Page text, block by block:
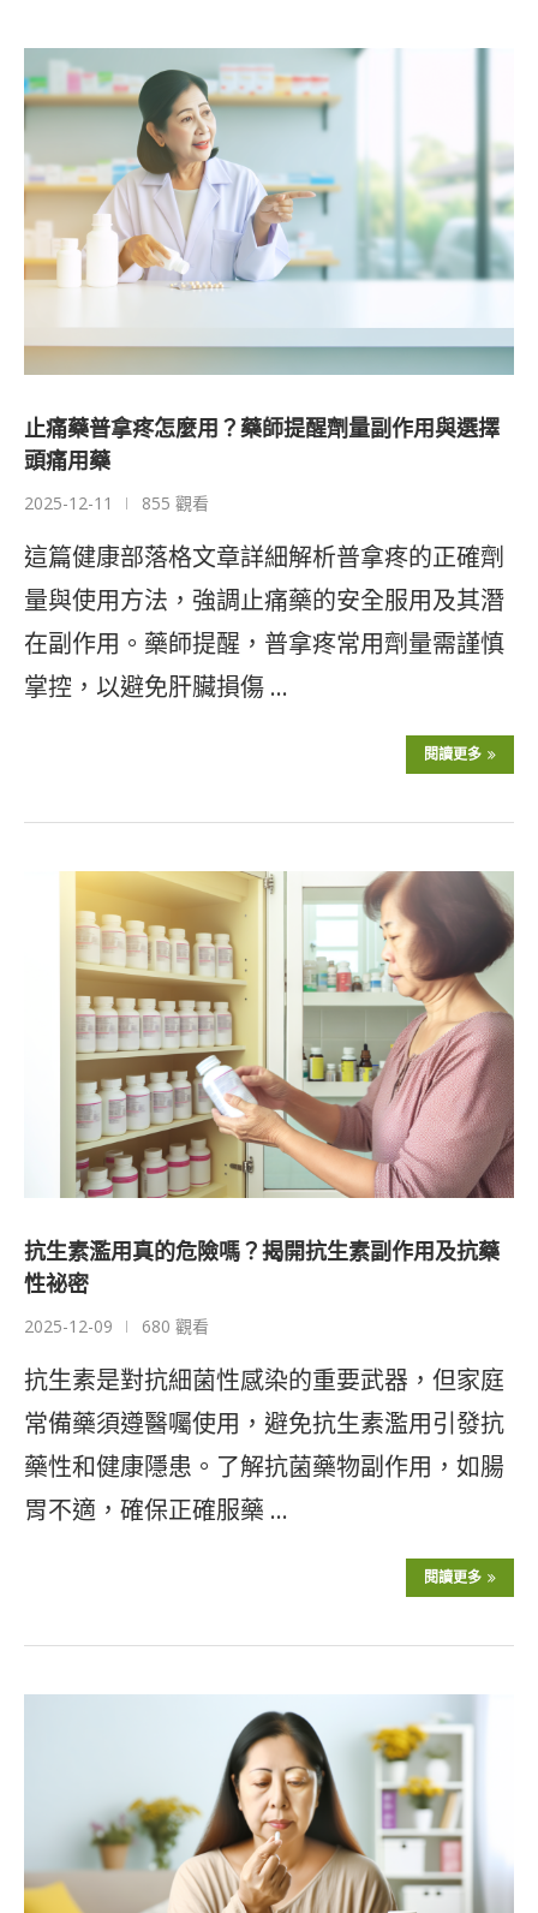
止痛藥普拿疼怎麼用？藥師提醒劑量副作用與選擇
頭痛用藥
2025-12-11 855 觀看
這篇健康部落格文章詳細解析普拿疼的正確劑
量與使用方法，強調止痛藥的安全服用及其潛
在副作用。藥師提醒，普拿疼常用劑量需謹慎
掌控，以避免肝臟損傷 …
閱讀更多
抗生素濫用真的危險嗎？揭開抗生素副作用及抗藥
性祕密
2025-12-09 680 觀看
抗生素是對抗細菌性感染的重要武器，但家庭
常備藥須遵醫囑使用，避免抗生素濫用引發抗
藥性和健康隱患。了解抗菌藥物副作用，如腸
胃不適，確保正確服藥 …
閱讀更多